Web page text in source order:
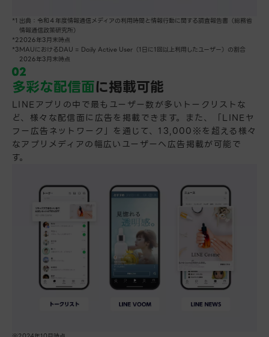
出典：令和４年度情報通信メディアの利用時間と情報行動に関する調査報告書（総務省
情報通信政策研究所）
2026年3月末時点
MAUにおけるDAU = Daily Active User（1日に1回以上利用したユーザー）の割合
2026年3月末時点
多彩な配信面に掲載可能
LINEアプリの中で最もユーザー数が多いトークリストな
ど、様々な配信面に広告を掲載できます。また、「LINEヤ
フー広告ネットワーク」を通じて、13,000※を超える様々
なアプリメディアの幅広いユーザーへ広告掲載が可能で
す。